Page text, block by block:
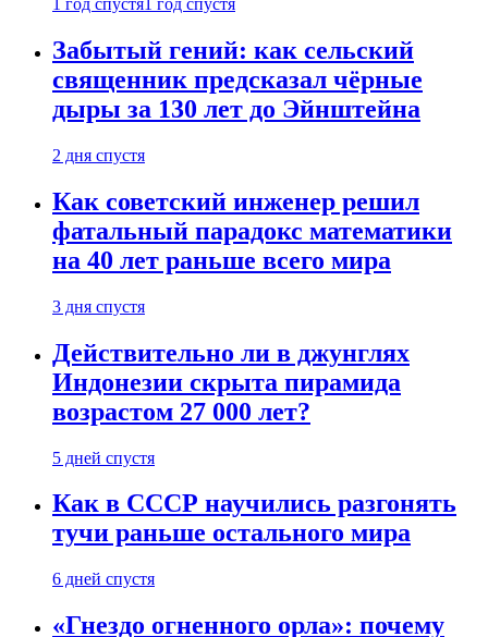
1 год спустя 1 год спустя
Забытый гений: как сельский
священник предсказал чёрные
дыры за 130 лет до Эйнштейна
2 дня спустя
Как советский инженер решил
фатальный парадокс математики
на 40 лет раньше всего мира
3 дня спустя
Действительно ли в джунглях
Индонезии скрыта пирамида
возрастом 27 000 лет?
5 дней спустя
Как в СССР научились разгонять
тучи раньше остального мира
6 дней спустя
«Гнездо огненного орла»: почему